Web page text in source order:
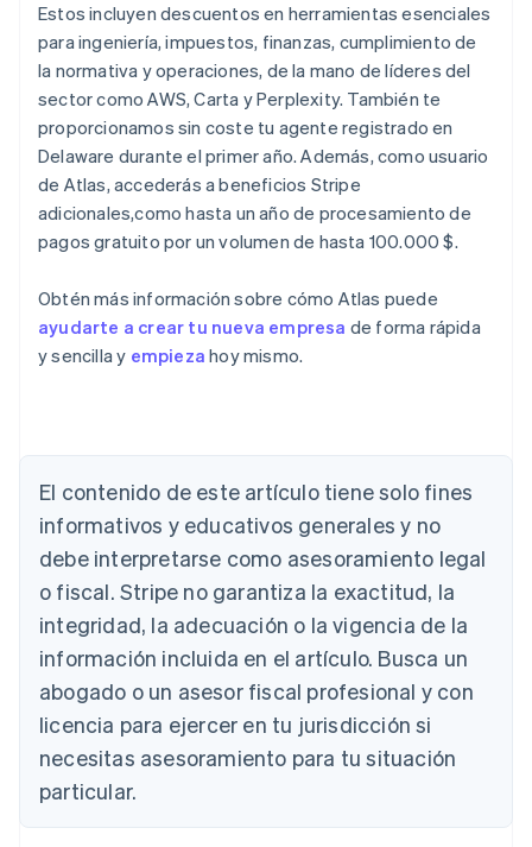
Estos incluyen descuentos en herramientas esenciales
para ingeniería, impuestos, finanzas, cumplimiento de
la normativa y operaciones, de la mano de líderes del
sector como AWS, Carta y Perplexity. También te
proporcionamos sin coste tu agente registrado en
Delaware durante el primer año. Además, como usuario
de Atlas, accederás a beneficios Stripe
adicionales,como hasta un año de procesamiento de
pagos gratuito por un volumen de hasta 100.000 $.
Obtén más información sobre cómo Atlas puede
ayudarte a crear tu nueva empresa de forma rápida
y sencilla y empieza hoy mismo.
El contenido de este artículo tiene solo fines
informativos y educativos generales y no
debe interpretarse como asesoramiento legal
o fiscal. Stripe no garantiza la exactitud, la
integridad, la adecuación o la vigencia de la
información incluida en el artículo. Busca un
abogado o un asesor fiscal profesional y con
licencia para ejercer en tu jurisdicción si
necesitas asesoramiento para tu situación
particular.
DeutschEnglish
Australia
Austria
DeutschEnglish
Bélgica
Nederlands
Brasil
PortuguêsEnglish
Bulgaria
English
Canadá
English
China continental
简体中文English